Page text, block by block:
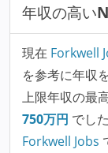
年収の高い
現在 Forkwell
を参考に年収
上限年収の最
750万円 でした
Forkwell Jobs